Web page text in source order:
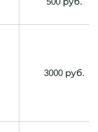
3000 руб.